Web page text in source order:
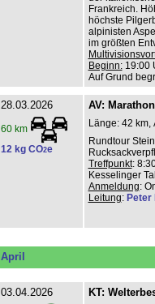
Frankreich.
höchste
alpinisten
im größten
Beginn:19:00
Auf Grund
28.03.2026
60 km
12 kg CO2e
AV:
Länge: 42 km,
Rundtour
Treffpunkt:
Kesselinger
Anmeldung:
Leitung: Peter
April
03.04.2026 KT: